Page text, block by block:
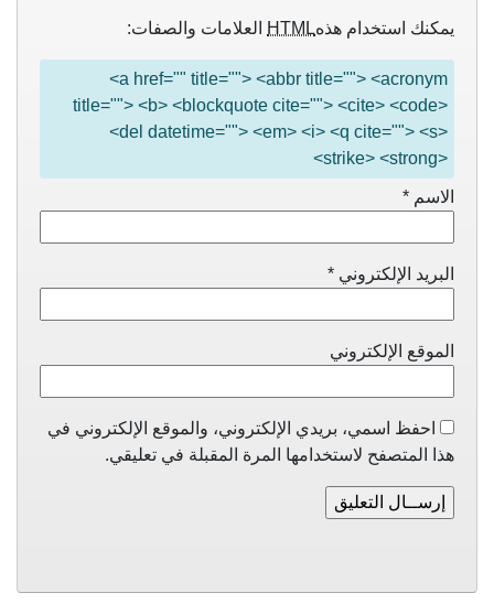
يمكنك استخدام هذهHTML العلامات والصفات:
<a href="" title=""> <abbr title=""> <acronym
title=""> <b> <blockquote cite=""> <cite> <code>
<del datetime=""> <em> <i> <q cite=""> <s>
<strike> <strong>
الاسم *
البريد الإلكتروني *
الموقع الإلكتروني
احفظ اسمي، بريدي الإلكتروني، والموقع الإلكتروني في
هذا المتصفح لاستخدامها المرة المقبلة في تعليقي.